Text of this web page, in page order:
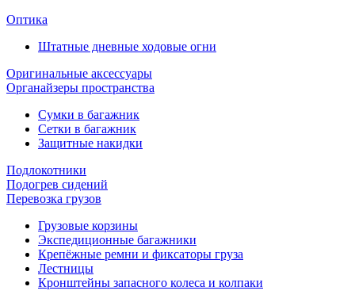
Оптика
Штатные дневные ходовые огни
Оригинальные аксессуары
Органайзеры пространства
Сумки в багажник
Сетки в багажник
Защитные накидки
Подлокотники
Подогрев сидений
Перевозка грузов
Грузовые корзины
Экспедиционные багажники
Крепёжные ремни и фиксаторы груза
Лестницы
Кронштейны запасного колеса и колпаки